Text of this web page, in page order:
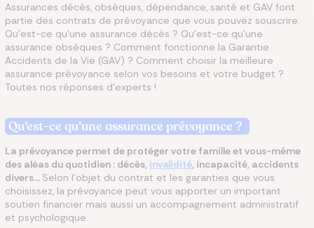
Assurances décès, obsèques, dépendance, santé et GAV font
partie des contrats de prévoyance que vous pouvez souscrire.
Qu’est-ce qu’une assurance décès ? Qu’est-ce qu’une
assurance obsèques ? Comment fonctionne la Garantie
Accidents de la Vie (GAV) ? Comment choisir la meilleure
assurance prévoyance selon vos besoins et votre budget ?
Toutes nos réponses d’experts !
Qu’est-ce qu’une assurance prévoyance ?
La prévoyance permet de protéger votre famille et vous-même
des aléas du quotidien : décès, invalidité, incapacité, accidents
divers… Selon l’objet du contrat et les garanties que vous
choisissez, la prévoyance peut vous apporter un important
soutien financier mais aussi un accompagnement administratif
et psychologique.